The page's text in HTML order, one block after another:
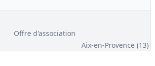
Offre d'association
Aix-en-Provence (13)